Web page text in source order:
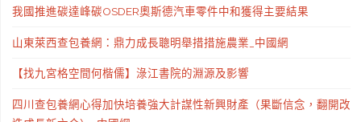
我國推進碳達峰碳OSDER奧斯德汽車零件中和獲得主要結果
山東萊西查包養網：鼎力成長聰明舉措措施農業_中國網
【找九宮格空間何楷儒】淥江書院的淵源及影響
四川查包養網心得加快培養強大計謀性新興財產（果斷信念，翻開改